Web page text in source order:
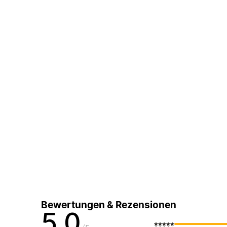
Bewertungen & Rezensionen